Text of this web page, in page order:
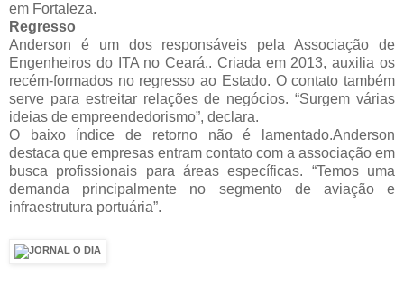
em Fortaleza.
Regresso
Anderson é um dos responsáveis pela Associação de
Engenheiros do ITA no Ceará.. Criada em 2013, auxilia os
recém-formados no regresso ao Estado. O contato também
serve para estreitar relações de negócios. “Surgem várias
ideias de empreendedorismo”, declara.
O baixo índice de retorno não é lamentado.Anderson
destaca que empresas entram contato com a associação em
busca profissionais para áreas específicas. “Temos uma
demanda principalmente no segmento de aviação e
infraestrutura portuária”.